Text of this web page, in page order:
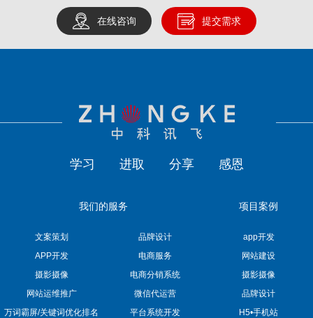
在线咨询 提交需求
学习 进取 分享 感恩
我们的服务
文案策划
品牌设计
APP开发
电商服务
摄影摄像
电商分销系统
网站运维推广
微信代运营
万词霸屏/关键词优化排名
平台系统开发
项目案例
app开发
网站建设
摄影摄像
品牌设计
H5•手机站